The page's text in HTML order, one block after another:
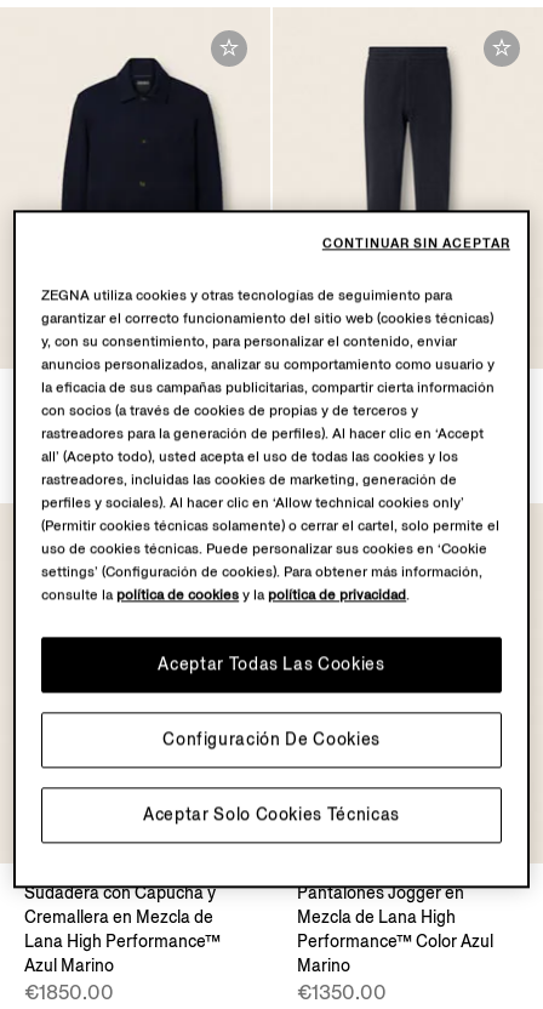
Sobrecamisa de Algodón
Lana y Seda Azul Marino
€2100.00
Joggers de Algodón Lana y
Seda azul marino
€1750.00
Sudadera con Capucha y
Cremallera en Mezcla de
Lana High Performance™
Azul Marino
€1850.00
Pantalones Jogger en
Mezcla de Lana High
Performance™ Color Azul
Marino
€1350.00
ZEGNA utiliza cookies y otras tecnologías de seguimiento para
garantizar el correcto funcionamiento del sitio web (cookies técnicas)
y, con su consentimiento, para personalizar el contenido, enviar
anuncios personalizados, analizar su comportamiento como usuario y
la eficacia de sus campañas publicitarias, compartir cierta información
con socios (a través de cookies de propias y de terceros y
rastreadores para la generación de perfiles). Al hacer clic en ‘Accept
all’ (Acepto todo), usted acepta el uso de todas las cookies y los
rastreadores, incluidas las cookies de marketing, generación de
perfiles y sociales). Al hacer clic en ‘Allow technical cookies only’
(Permitir cookies técnicas solamente) o cerrar el cartel, solo permite el
uso de cookies técnicas. Puede personalizar sus cookies en ‘Cookie
settings’ (Configuración de cookies). Para obtener más información,
consulte lapolítica de cookies y lapolítica de privacidad.
Aceptar Solo Cookies Técnicas
Aceptar Todas Las Cookies
Configuración De Cookies
CONTINUAR SIN ACEPTAR